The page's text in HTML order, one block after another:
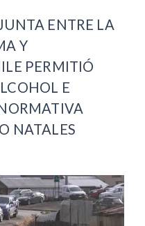
ENTRE LA
Y
PERMITIÓ
E
NATALES